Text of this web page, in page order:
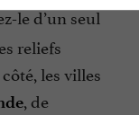
le d’un seul
reliefs
les villes
, de